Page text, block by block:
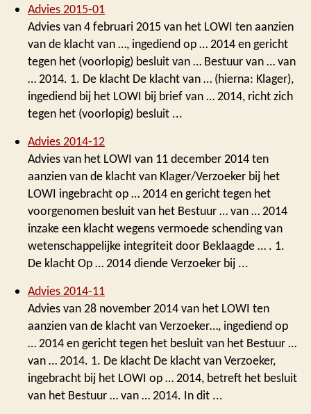
Advies 2015-01
Advies van 4 februari 2015 van het LOWI ten aanzien
van de klacht van …, ingediend op … 2014 en gericht
tegen het (voorlopig) besluit van … Bestuur van … van
… 2014. 1. De klacht De klacht van … (hierna: Klager),
ingediend bij het LOWI bij brief van … 2014, richt zich
tegen het (voorlopig) besluit ...
Advies 2014-12
Advies van het LOWI van 11 december 2014 ten
aanzien van de klacht van Klager/Verzoeker bij het
LOWI ingebracht op … 2014 en gericht tegen het
voorgenomen besluit van het Bestuur … van … 2014
inzake een klacht wegens vermoede schending van
wetenschappelijke integriteit door Beklaagde … . 1.
De klacht Op … 2014 diende Verzoeker bij ...
Advies 2014-11
Advies van 28 november 2014 van het LOWI ten
aanzien van de klacht van Verzoeker…, ingediend op
… 2014 en gericht tegen het besluit van het Bestuur …
van … 2014. 1. De klacht De klacht van Verzoeker,
ingebracht bij het LOWI op … 2014, betreft het besluit
van het Bestuur … van … 2014. In dit ...